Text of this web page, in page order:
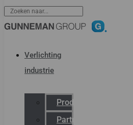
Verlichting
industrie
Productcatalogus
Partner